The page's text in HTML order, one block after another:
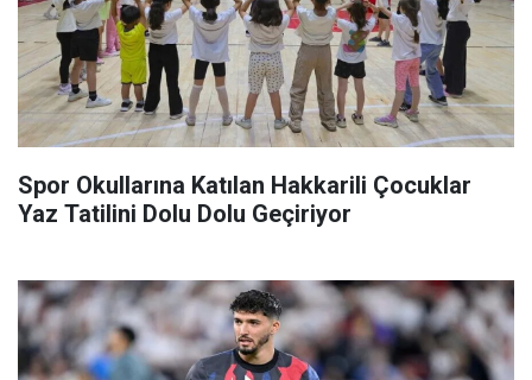
Spor Okullarına Katılan Hakkarili Çocuklar
Yaz Tatilini Dolu Dolu Geçiriyor